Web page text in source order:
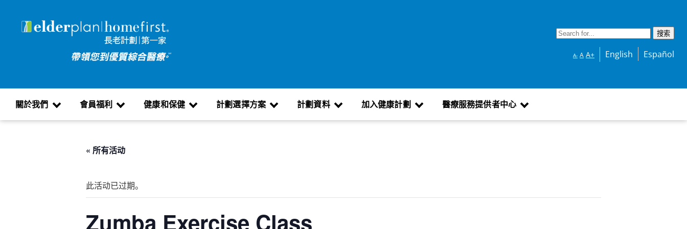
A- A A+ English Español
關於我們 會員福利 健康和保健 計劃選擇方案 計劃資料 加入健康計劃 醫療服務提供者中心
« 所有活动
此活动已过期。
Zumba Exercise Class